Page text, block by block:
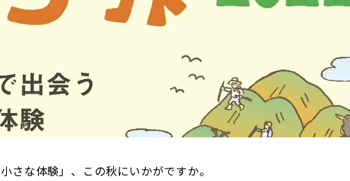
さな体験」、この秋にいかがですか。